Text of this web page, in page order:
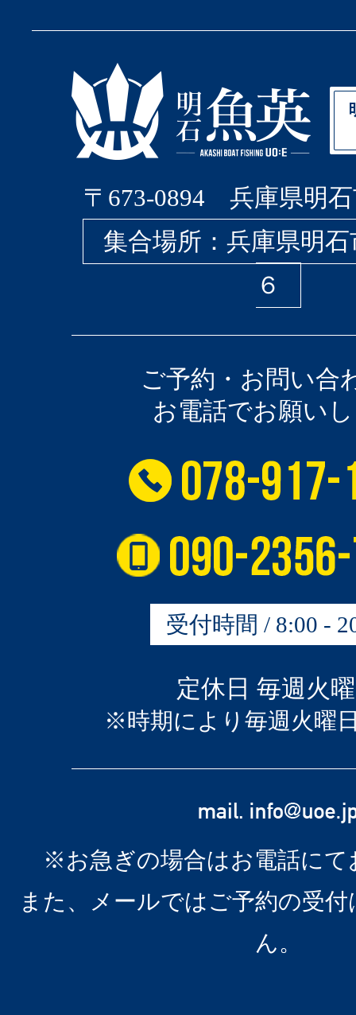
〒673-0894 兵庫県明石
集合場所：兵庫県明
６
ご予約・お問い合
お電話でお願い
受付時間 / 8:00 -
定休日 毎週火
※時期により毎週火曜
※お急ぎの場合はお電話にて
また、メールではご予約の受
ん。